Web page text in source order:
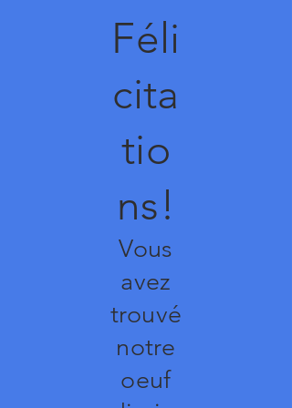
Féli
cita
tio
ns!
Vous
avez
trouvé
notre
oeuf